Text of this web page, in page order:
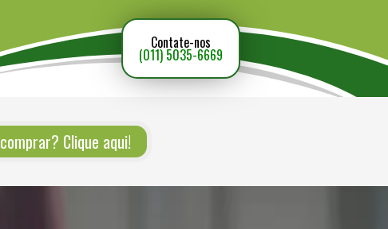
Contate-nos
(011) 5035-6669
Clique aqui!